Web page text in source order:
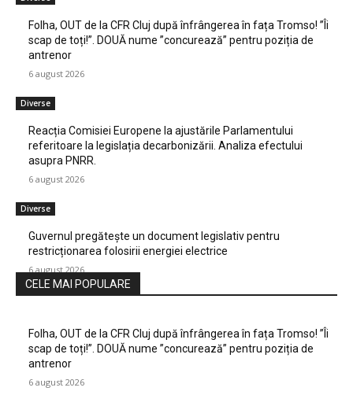
Folha, OUT de la CFR Cluj după înfrângerea în fața Tromso! ”Îi
scap de toți!”. DOUĂ nume ”concurează” pentru poziția de
antrenor
6 august 2026
Diverse
Reacția Comisiei Europene la ajustările Parlamentului
referitoare la legislația decarbonizării. Analiza efectului
asupra PNRR.
6 august 2026
Diverse
Guvernul pregătește un document legislativ pentru
restricționarea folosirii energiei electrice
6 august 2026
CELE MAI POPULARE
Folha, OUT de la CFR Cluj după înfrângerea în fața Tromso! ”Îi
scap de toți!”. DOUĂ nume ”concurează” pentru poziția de
antrenor
6 august 2026